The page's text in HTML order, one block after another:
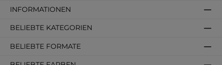
INFORMATIONEN
BELIEBTE KATEGORIEN
BELIEBTE FORMATE